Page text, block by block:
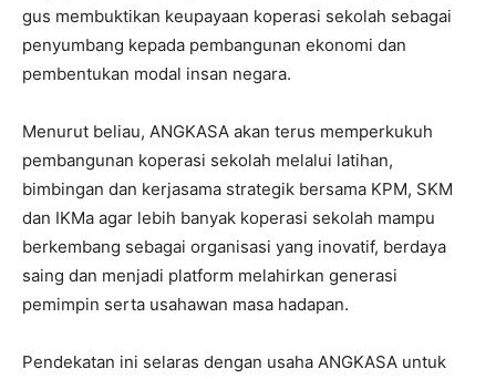
gus membuktikan keupayaan koperasi sekolah sebagai
penyumbang kepada pembangunan ekonomi dan
pembentukan modal insan negara.
Menurut beliau, ANGKASA akan terus memperkukuh
pembangunan koperasi sekolah melalui latihan,
bimbingan dan kerjasama strategik bersama KPM, SKM
dan IKMa agar lebih banyak koperasi sekolah mampu
berkembang sebagai organisasi yang inovatif, berdaya
saing dan menjadi platform melahirkan generasi
pemimpin serta usahawan masa hadapan.
Pendekatan ini selaras dengan usaha ANGKASA untuk